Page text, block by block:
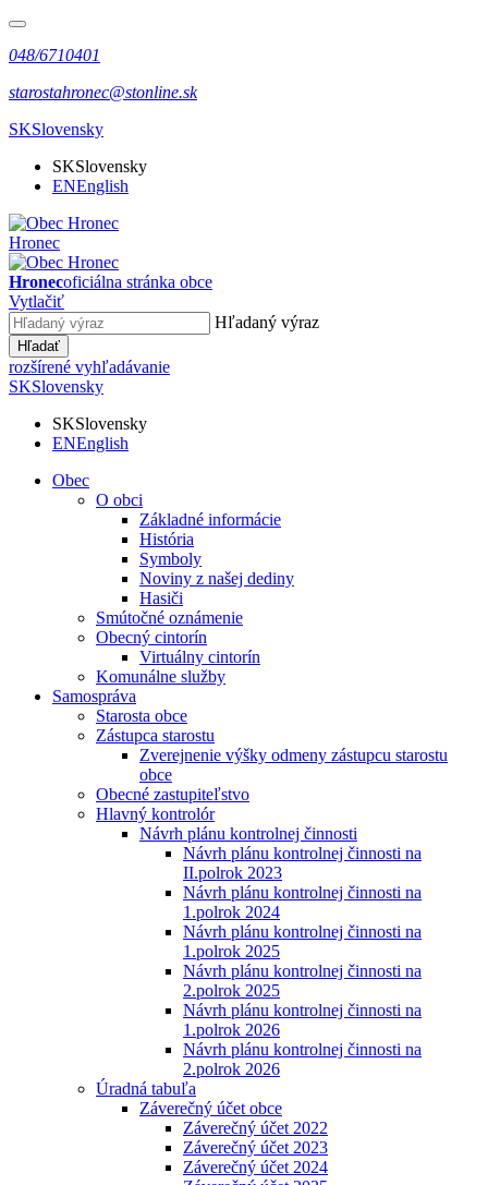
048/6710401
starostahronec@stonline.sk
SKSlovensky
SKSlovensky
ENEnglish
Hronec
Hronecoficiálna stránka obce
Vytlačiť
Hľadaný výraz
Hľadať
rozšírené vyhľadávanie
SKSlovensky
SKSlovensky
ENEnglish
Obec
O obci
Základné informácie
História
Symboly
Noviny z našej dediny
Hasiči
Smútočné oznámenie
Obecný cintorín
Virtuálny cintorín
Komunálne služby
Samospráva
Starosta obce
Zástupca starostu
Zverejnenie výšky odmeny zástupcu starostu
obce
Obecné zastupiteľstvo
Hlavný kontrolór
Návrh plánu kontrolnej činnosti
Návrh plánu kontrolnej činnosti na
II.polrok 2023
Návrh plánu kontrolnej činnosti na
1.polrok 2024
Návrh plánu kontrolnej činnosti na
1.polrok 2025
Návrh plánu kontrolnej činnosti na
2.polrok 2025
Návrh plánu kontrolnej činnosti na
1.polrok 2026
Návrh plánu kontrolnej činnosti na
2.polrok 2026
Úradná tabuľa
Záverečný účet obce
Záverečný účet 2022
Záverečný účet 2023
Záverečný účet 2024